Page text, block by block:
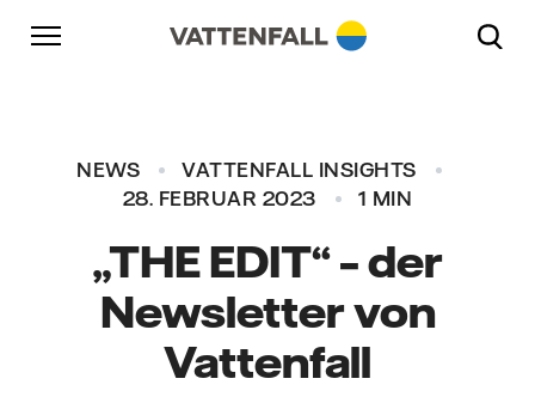
Überspringen
Zurück zur Hauptnavigation
Gehe zur Fußzeile
NEWS
VATTENFALL INSIGHTS
28. FEBRUAR 2023
1 MIN
„THE EDIT“ – der
Newsletter von
Vattenfall
Zurück zur Hauptnavigation